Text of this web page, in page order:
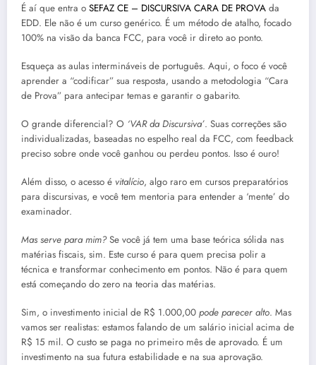
É aí que entra o SEFAZ CE – DISCURSIVA CARA DE PROVA da
EDD. Ele não é um curso genérico. É um método de atalho, focado
100% na visão da banca FCC, para você ir direto ao ponto.
Esqueça as aulas intermináveis de português. Aqui, o foco é você
aprender a “codificar” sua resposta, usando a metodologia “Cara
de Prova” para antecipar temas e garantir o gabarito.
O grande diferencial? O ‘VAR da Discursiva’. Suas correções são
individualizadas, baseadas no espelho real da FCC, com feedback
preciso sobre onde você ganhou ou perdeu pontos. Isso é ouro!
Além disso, o acesso é vitalício, algo raro em cursos preparatórios
para discursivas, e você tem mentoria para entender a ‘mente’ do
examinador.
Mas serve para mim?Se você já tem uma base teórica sólida nas
matérias fiscais, sim. Este curso é para quem precisa polir a
técnica e transformar conhecimento em pontos. Não é para quem
está começando do zero na teoria das matérias.
Sim, o investimento inicial de R$ 1.000,00 pode parecer alto. Mas
vamos ser realistas: estamos falando de um salário inicial acima de
R$ 15 mil. O custo se paga no primeiro mês de aprovado. É um
investimento na sua futura estabilidade e na sua aprovação.